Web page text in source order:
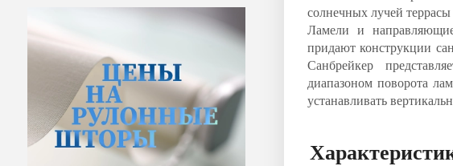
солнечных лучей
Ламели и
придают конструкции
Санбрейкер
диапазоном поворота
устанавливать